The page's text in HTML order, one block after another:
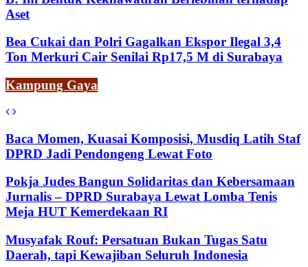
Aset
Bea Cukai dan Polri Gagalkan Ekspor Ilegal 3,4
Ton Merkuri Cair Senilai Rp17,5 M di Surabaya
Kampung Gaya
Baca Momen, Kuasai Komposisi, Musdiq Latih Staf
DPRD Jadi Pendongeng Lewat Foto
Pokja Judes Bangun Solidaritas dan Kebersamaan
Jurnalis – DPRD Surabaya Lewat Lomba Tenis
Meja HUT Kemerdekaan RI
Musyafak Rouf: Persatuan Bukan Tugas Satu
Daerah, tapi Kewajiban Seluruh Indonesia